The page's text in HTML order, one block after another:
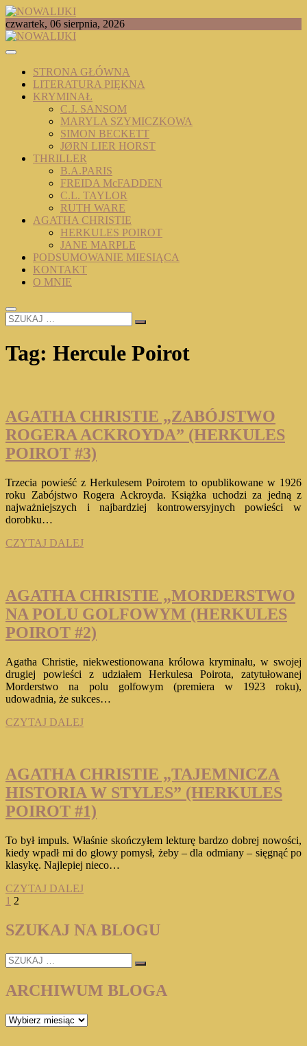
Skip
to
content
NOWALIJKI
TOMASZ RADOCHOŃSKI PISZE O KSIĄŻKACH
czwartek, 06 sierpnia, 2026
STRONA GŁÓWNA
LITERATURA PIĘKNA
KRYMINAŁ
C.J. SANSOM
MARYLA SZYMICZKOWA
SIMON BECKETT
JØRN LIER HORST
THRILLER
B.A.PARIS
FREIDA McFADDEN
C.L. TAYLOR
RUTH WARE
AGATHA CHRISTIE
HERKULES POIROT
JANE MARPLE
PODSUMOWANIE MIESIĄCA
KONTAKT
O MNIE
SZUKAJ
…
Tag: Hercule Poirot
AGATHA CHRISTIE „ZABÓJSTWO
ROGERA ACKROYDA” (HERKULES
POIROT #3)
Trzecia powieść z Herkulesem Poirotem to opublikowane w 1926
roku Zabójstwo Rogera Ackroyda. Książka uchodzi za jedną z
najważniejszych i najbardziej kontrowersyjnych powieści w
dorobku…
CZYTAJ DALEJAGATHA
ACKROYDA”
(HERKULES
POIROT
#3)
AGATHA CHRISTIE „MORDERSTWO
NA POLU GOLFOWYM (HERKULES
POIROT #2)
Agatha Christie, niekwestionowana królowa kryminału, w swojej
drugiej powieści z udziałem Herkulesa Poirota, zatytułowanej
Morderstwo na polu golfowym (premiera w 1923 roku),
udowadnia, że sukces…
CZYTAJ DALEJAGATHA
POLU
GOLFOWYM
(HERKULES
POIROT
#2)
AGATHA CHRISTIE „TAJEMNICZA
HISTORIA W STYLES” (HERKULES
POIROT #1)
To był impuls. Właśnie skończyłem lekturę bardzo dobrej nowości,
kiedy wpadł mi do głowy pomysł, żeby – dla odmiany – sięgnąć po
klasykę. Najlepiej nieco…
CZYTAJ DALEJAGATHA
HISTORIA
W
(HERKULES
#1)
Stronicowanie
wpisów
Previous
Page
1 Page
2
SZUKAJ NA BLOGU
SZUKAJ
…
ARCHIWUM BLOGA
ARCHIWUM